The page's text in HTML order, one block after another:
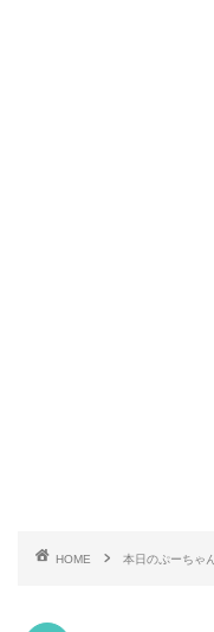
HOME 本日のぷーちゃん